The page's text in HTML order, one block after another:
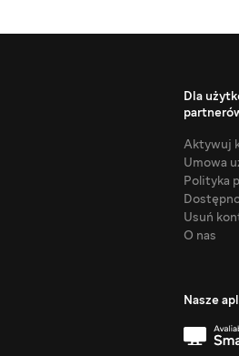
Dla
Aktywuj
Umowa
Polityka
Usuń
O nas
Nasze